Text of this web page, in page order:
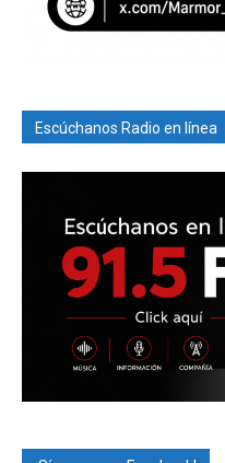
Escúchanos Radio en línea